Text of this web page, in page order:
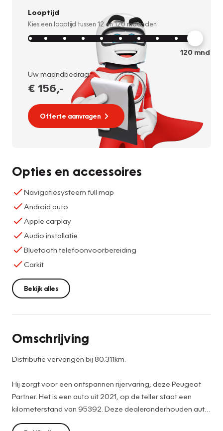
Looptijd
Kies een looptijd tussen 12 en120 maanden
120mnd
Uw maandbedrag:
€ 156,-
Offerte aanvragen
Opties en accessoires
Navigatiesysteem full map
Android auto
Apple carplay
Audio installatie
Bluetooth telefoonvoorbereiding
Carkit
Bekijk alles
Omschrijving
Distributie vervangen bij 80.311km.
Hij zorgt voor een ontspannen rijervaring, deze Peugeot
Partner. Het is een auto uit 2021, op de teller staat een
kilometerstand van 95392. Deze dealeronderhouden auto
is van de eerste eigenaar. De aandrijving komt voor